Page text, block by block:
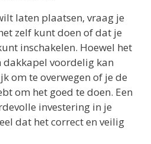
laten plaatsen, vraag je
zelf kunt doen of dat je
inschakelen. Hoewel het
dakkapel voordelig kan
om te overwegen of je de
om het goed te doen. Een
investering in je
dat het correct en veilig